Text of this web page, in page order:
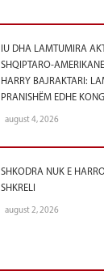
IU DHA LAMTUMIRA
SHQIPTARO-
HARRY BAJRAKTARI:
PRANISHËM EDHE
august 4, 2026
SHKODRA NUK E
SHKRELI
august 2, 2026